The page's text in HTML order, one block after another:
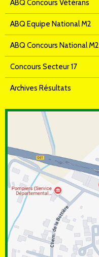
ABQ Concours Vétérans
ABQ Equipe National M2
ABQ Concours National M2
Concours Secteur 17
Archives Résultats